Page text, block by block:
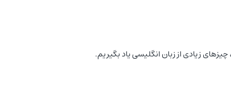
زیادی از زبان انگلیسی یاد بگیریم.